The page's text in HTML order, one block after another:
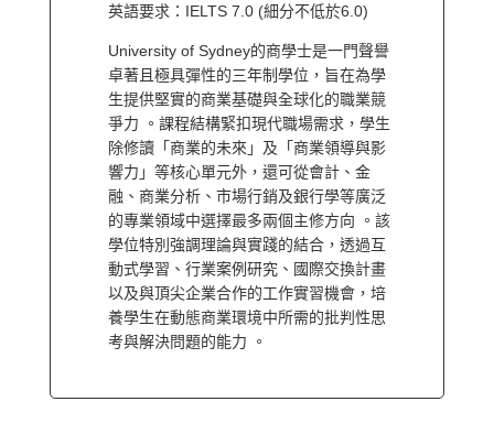
英語要求：IELTS 7.0 (細分不低於6.0)
University of Sydney的商學士是一門聲譽
卓著且極具彈性的三年制學位，旨在為學
生提供堅實的商業基礎與全球化的職業競
爭力 。課程結構緊扣現代職場需求，學生
除修讀「商業的未來」及「商業領導與影
響力」等核心單元外，還可從會計、金
融、商業分析、市場行銷及銀行學等廣泛
的專業領域中選擇最多兩個主修方向 。該
學位特別強調理論與實踐的結合，透過互
動式學習、行業案例研究、國際交換計畫
以及與頂尖企業合作的工作實習機會，培
養學生在動態商業環境中所需的批判性思
考與解決問題的能力 。